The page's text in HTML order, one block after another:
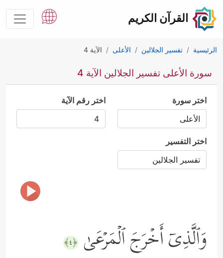
القرآن الكريم
الرئيسية تفسير الجلالين الأعلى الآية 4
سورة الأعلى تفسير الجلالين الآية 4
اختر سورة اختر رقم الآية
اختر التفسير
وَٱلَّذِیۤ أَخۡرَجَ ٱلۡمَرۡعَىٰ ﴿٤﴾